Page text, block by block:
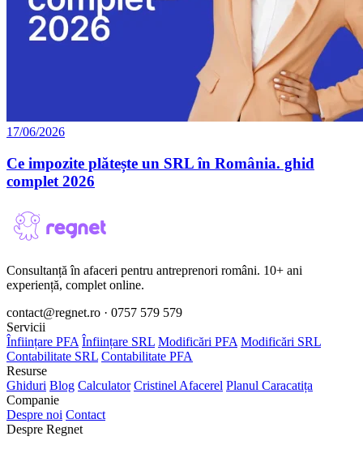
17/06/2026
Ce impozite plătește un SRL în România. ghid
complet 2026
Consultanță în afaceri pentru antreprenori români. 10+ ani
experiență, complet online.
contact@regnet.ro · 0757 579 579
Servicii
Înființare PFA Înființare SRL Modificări PFA Modificări SRL
Contabilitate SRL Contabilitate PFA
Resurse
Ghiduri Blog Calculator Cristinel Afacerel Planul Caracatița
Companie
Despre noi Contact
Despre Regnet